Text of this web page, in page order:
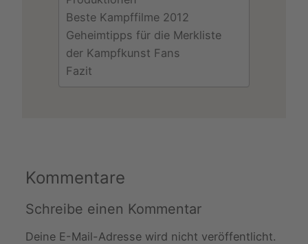
Beste Kampffilme 2012
Geheimtipps für die Merkliste
der Kampfkunst Fans
Fazit
Kommentare
Schreibe einen Kommentar
Deine E-Mail-Adresse wird nicht veröffentlicht.